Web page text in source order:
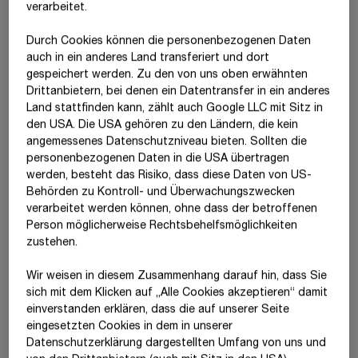
gegenüber, die sich aus der Wechselwirkung zwischen
Angesichts globaler Umweltveränderungen und strengerer
gesetzlicher Vorgaben wird ein präzises Management dieser
Faktoren immer wichtiger, um biodiversitätsrelevante Risiken
abzumildern. Die Durchführung derWesentlichkeitsanalyse
ebenso wie die Durchführung der
standortspezifischen Risikoanalysen
dienen dabei als erste
Anhaltspunkte, um künftig eine Resilienzanalyse der
Geschäftsstrategie und des Geschäftsmodells durchführen zu
können.
Biodiversität strategisch verankert
Ein vorausschauendes Management bildet die Grundlage, um
das Unternehmen zukunftssicher aufzustellen und die
Unternehmensstrategie kontinuierlich mit ökologischen
Anforderungen in Einklang zu bringen. In unserer
Nachhaltigkeitsstrategieist Biodiversität ein wesentliches
verarbeitet.
Durch Cookies können die personenbezogenen Daten
auch in ein anderes Land transferiert und dort
gespeichert werden. Zu den von uns oben erwähnten
Drittanbietern, bei denen ein Datentransfer in ein anderes
Land stattfinden kann, zählt auch Google LLC mit Sitz in
den USA. Die USA gehören zu den Ländern, die kein
angemessenes Datenschutzniveau bieten. Sollten die
personenbezogenen Daten in die USA übertragen
werden, besteht das Risiko, dass diese Daten von US-
Behörden zu Kontroll- und Überwachungszwecken
verarbeitet werden können, ohne dass der betroffenen
Person möglicherweise Rechtsbehelfsmöglichkeiten
zustehen.
Wir weisen in diesem Zusammenhang darauf hin, dass Sie
sich mit dem Klicken auf „Alle Cookies akzeptieren“ damit
ein­ver­standen erklären, dass die auf unserer Seite
eingesetzten Cookies in dem in unserer
Datenschutzerklärung dargestellten Umfang von uns und